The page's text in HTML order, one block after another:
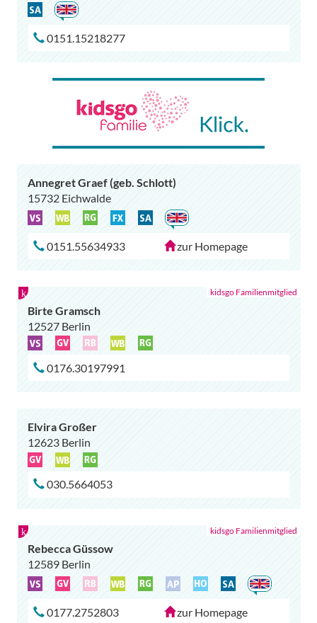
0151.15218277
Annegret Graef (geb. Schlott)
15732 Eichwalde
0151.55634933 zur Homepage
Birte Gramsch
12527 Berlin
0176.30197991
Elvira Großer
12623 Berlin
030.5664053
Rebecca Güssow
12589 Berlin
0177.2752803 zur Homepage